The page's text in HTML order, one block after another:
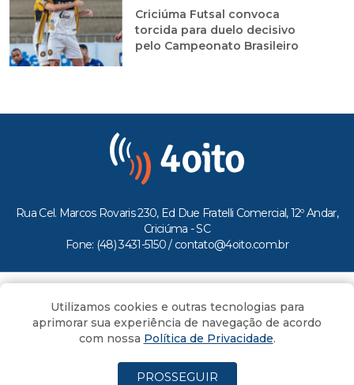
Criciúma Futsal convoca
torcida para duelo decisivo
pelo Campeonato Brasileiro
Rua Cel. Marcos Rovaris 230, Ed Due Fratelli Comercial, 12º Andar,
Criciúma - SC
Fone: (48) 3431-5150 / contato@4oito.com.br
Todos os direitos reservados ao Portal 4oito
Utilizamos cookies e outras tecnologias para
aprimorar sua experiência de navegação de acordo
com nossa Política de Privacidade.
PROSSEGUIR